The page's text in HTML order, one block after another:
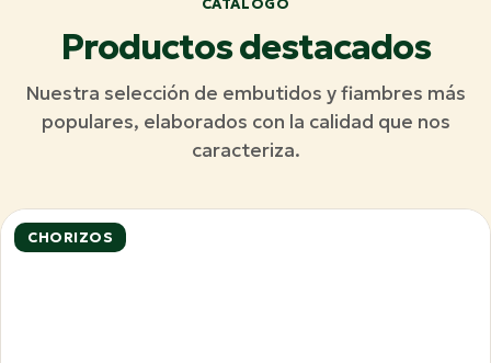
Productos destacados
Nuestra selección de embutidos y fiambres más
populares, elaborados con la calidad que nos
caracteriza.
CHORIZOS